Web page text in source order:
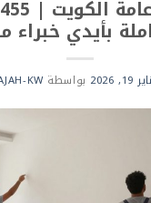
بأيدي
2026 بواسطةKW